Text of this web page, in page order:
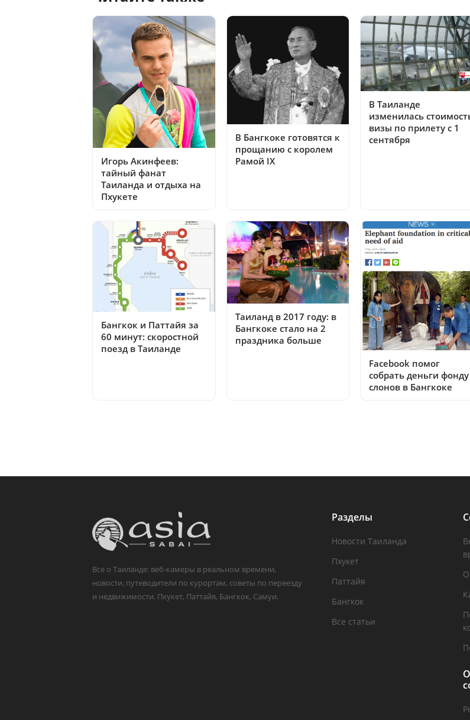
Игорь Акинфеев:
тайный фанат
Таиланда и отдыха на
Пхукете
В Бангкоке готовятся к
прощанию с королем
Рамой IX
В Таиланде
изменилась
визы по прилету с 1
сентября
Бангкок и Паттайя за
60 минут: скоростной
поезд в Таиланде
Таиланд в 2017 году: в
Бангкоке стало на 2
праздника больше
Facebook помог
собрать деньги фонду
слонов в Бангкоке
Все о Таиланде: веб-камеры в реальном времени,
новости, путеводители по курортам, советы по переезду
и недвижимости. Пхукет, Паттайя, Бангкок, Самуи.
Разделы
Новости Таиланда
Пхукет
Паттайя
Бангкок
Все статьи